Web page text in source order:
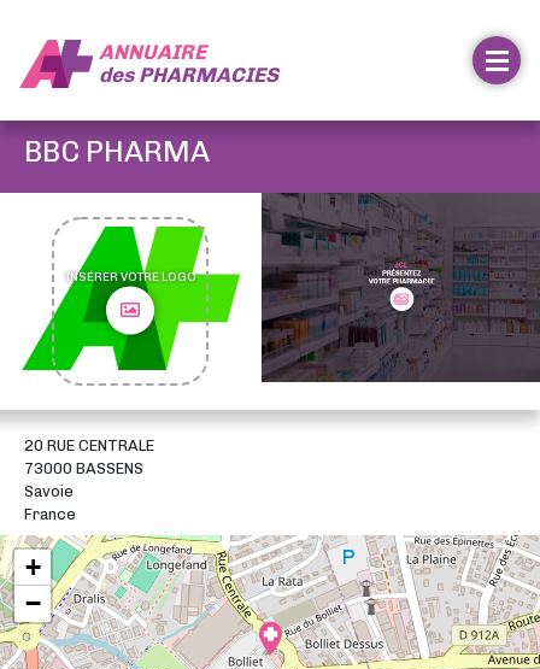
ANNUAIRE
desPHARMACIES
BBC PHARMA
INSÉRER VOTRE LOGO
20 RUE CENTRALE
73000 BASSENS
Savoie
France
+
−